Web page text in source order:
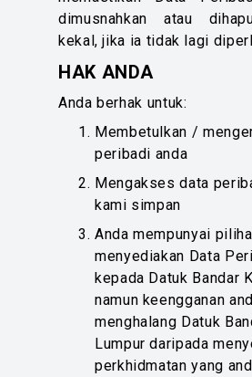
dimusnahkan atau
kekal, jika ia tidak lagi
HAK ANDA
Anda berhak untuk:
Membetulkan /
peribadi anda
Mengakses data
kami simpan
Anda mempunyai
menyediakan Data
kepada Datuk Bandar
namun keengganan
menghalang Datuk
Lumpur daripada
perkhidmatan yang